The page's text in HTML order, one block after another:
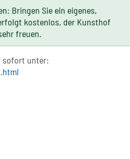
Bringen Sie ein eigenes,
kostenlos, der Kunsthof
freuen.
sofort unter: